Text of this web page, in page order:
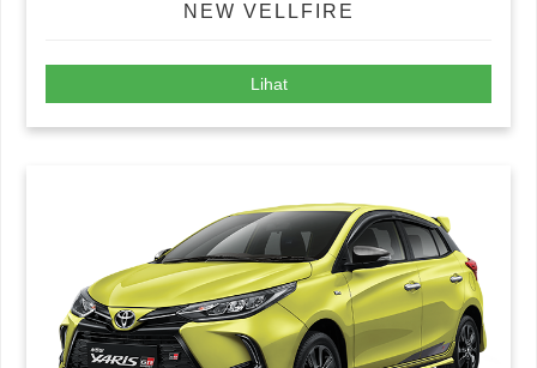
NEW VELLFIRE
Lihat